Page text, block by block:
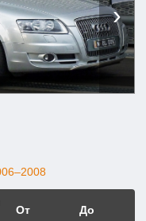
›
От До